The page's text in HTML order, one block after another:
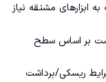
ابزارهای مشتقه نیاز
بر اساس سطح
ریسکی/برداشت